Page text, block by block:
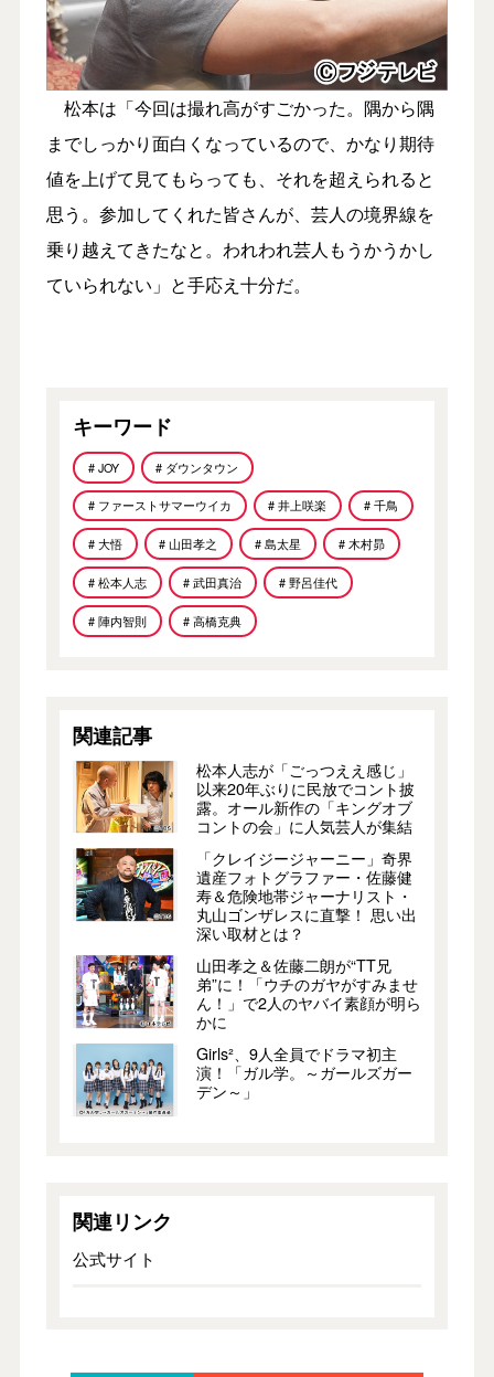
松本は「今回は撮れ高がすごかった。隅から隅
までしっかり面白くなっているので、かなり期待
値を上げて見てもらっても、それを超えられると
思う。参加してくれた皆さんが、芸人の境界線を
乗り越えてきたなと。われわれ芸人もうかうかし
ていられない」と手応え十分だ。
キーワード
# JOY # ダウンタウン
# ファーストサマーウイカ # 井上咲楽 # 千鳥
# 大悟 # 山田孝之 # 島太星 # 木村昴
# 松本人志 # 武田真治 # 野呂佳代
# 陣内智則 # 高橋克典
関連記事
松本人志が「ごっつええ感じ」
以来20年ぶりに民放でコント披
露。オール新作の「キングオブ
コントの会」に人気芸人が集結
「クレイジージャーニー」奇界
遺産フォトグラファー・佐藤健
寿＆危険地帯ジャーナリスト・
丸山ゴンザレスに直撃！ 思い出
深い取材とは？
山田孝之＆佐藤二朗が“TT兄
弟”に！「ウチのガヤがすみませ
ん！」で2人のヤバイ素顔が明ら
かに
Girls²、9人全員でドラマ初主
演！「ガル学。～ガールズガー
デン～」
関連リンク
公式サイト